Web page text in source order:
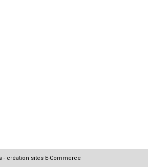
- création sites E-Commerce